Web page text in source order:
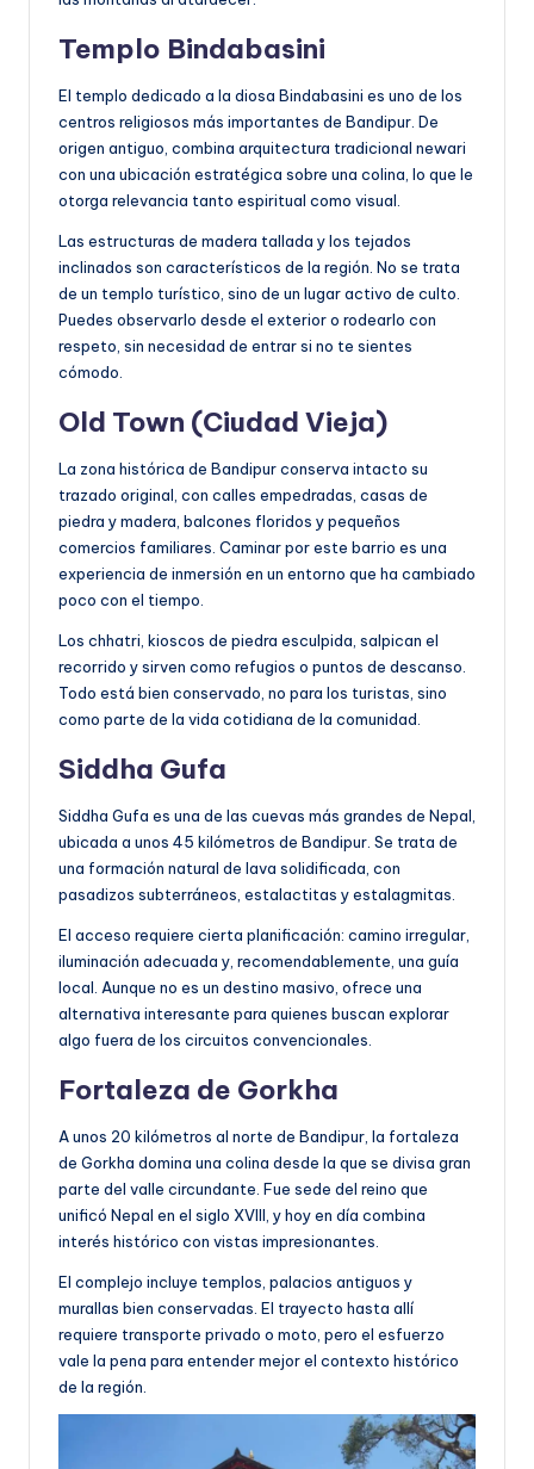
Templo Bindabasini
El templo dedicado a la diosa Bindabasini es uno de los
centros religiosos más importantes de Bandipur. De
origen antiguo, combina arquitectura tradicional newari
con una ubicación estratégica sobre una colina, lo que le
otorga relevancia tanto espiritual como visual.
Las estructuras de madera tallada y los tejados
inclinados son característicos de la región. No se trata
de un templo turístico, sino de un lugar activo de culto.
Puedes observarlo desde el exterior o rodearlo con
respeto, sin necesidad de entrar si no te sientes
cómodo.
Old Town (Ciudad Vieja)
La zona histórica de Bandipur conserva intacto su
trazado original, con calles empedradas, casas de
piedra y madera, balcones floridos y pequeños
comercios familiares. Caminar por este barrio es una
experiencia de inmersión en un entorno que ha cambiado
poco con el tiempo.
Los chhatri, kioscos de piedra esculpida, salpican el
recorrido y sirven como refugios o puntos de descanso.
Todo está bien conservado, no para los turistas, sino
como parte de la vida cotidiana de la comunidad.
Siddha Gufa
Siddha Gufa es una de las cuevas más grandes de Nepal,
ubicada a unos 45 kilómetros de Bandipur. Se trata de
una formación natural de lava solidificada, con
pasadizos subterráneos, estalactitas y estalagmitas.
El acceso requiere cierta planificación: camino irregular,
iluminación adecuada y, recomendablemente, una guía
local. Aunque no es un destino masivo, ofrece una
alternativa interesante para quienes buscan explorar
algo fuera de los circuitos convencionales.
Fortaleza de Gorkha
A unos 20 kilómetros al norte de Bandipur, la fortaleza
de Gorkha domina una colina desde la que se divisa gran
parte del valle circundante. Fue sede del reino que
unificó Nepal en el siglo XVIII, y hoy en día combina
interés histórico con vistas impresionantes.
El complejo incluye templos, palacios antiguos y
murallas bien conservadas. El trayecto hasta allí
requiere transporte privado o moto, pero el esfuerzo
vale la pena para entender mejor el contexto histórico
de la región.